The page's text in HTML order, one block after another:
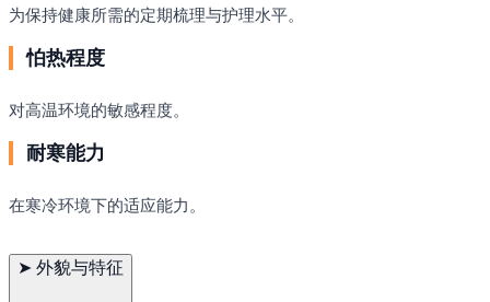
为保持健康所需的定期梳理与护理水平。
怕热程度
对高温环境的敏感程度。
耐寒能力
在寒冷环境下的适应能力。
➤ 外貌与特征